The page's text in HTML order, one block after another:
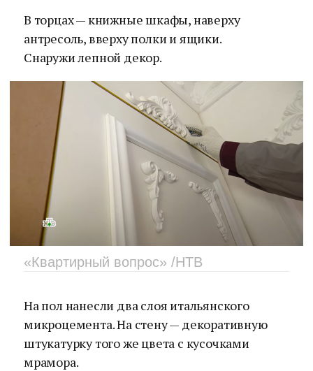
В торцах — книжные шкафы, наверху
антресоль, вверху полки и ящики.
Снаружи лепной декор.
«Квартирный вопрос» /НТВ
На пол нанесли два слоя итальянского
микроцемента. На стену — декоративную
штукатурку того же цвета с кусочками
мрамора.